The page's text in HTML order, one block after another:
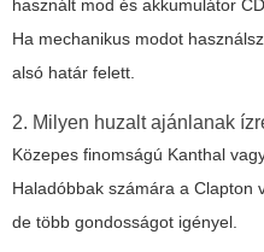
használt mod és akkumulátor
Ha mechanikus modot
alsó határ felett.
2. Milyen huzalt ajánlanak
Közepes finomságú Kanthal
Haladóbbak számára a Clapton
de több gondosságot igényel.